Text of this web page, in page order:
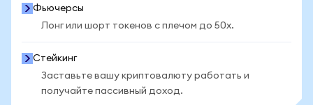
Фьючерсы
Лонг или шорт токенов с плечом до 50x.
Стейкинг
Заставьте вашу криптовалюту работать и
получайте пассивный доход.